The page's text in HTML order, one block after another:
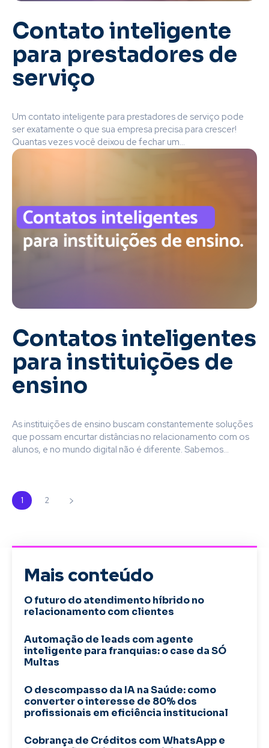
Contato inteligente
para prestadores de
serviço
Um contato inteligente para prestadores de serviço pode
ser exatamente o que sua empresa precisa para crescer!
Quantas vezes você deixou de fechar um...
Contatos inteligentes
para instituições de
ensino
As instituições de ensino buscam constantemente soluções
que possam encurtar distâncias no relacionamento com os
alunos, e no mundo digital não é diferente. Sabemos...
1 2
Mais conteúdo
O futuro do atendimento híbrido no
relacionamento com clientes
Automação de leads com agente
inteligente para franquias: o case da SÓ
Multas
O descompasso da IA na Saúde: como
converter o interesse de 80% dos
profissionais em eficiência institucional
Cobrança de Créditos com WhatsApp e